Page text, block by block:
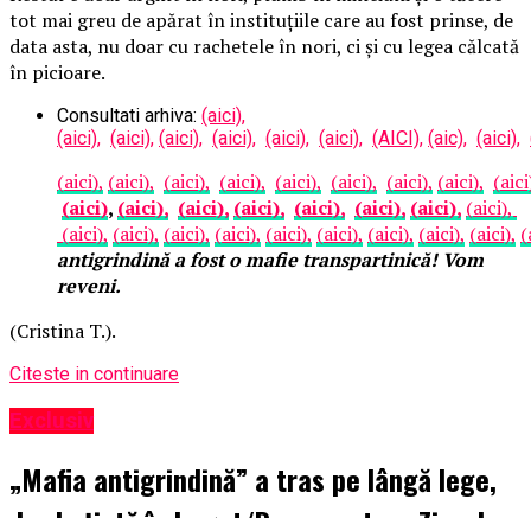
tot mai greu de apărat în instituțiile care au fost prinse, de
data asta, nu doar cu rachetele în nori, ci și cu legea călcată
în picioare.
Consultati arhiva: (aici),
(aici), (aici), (aici), (aici), (aici), (aici), (AICI), (aic), (aici),
(aici), (aici), (aici), (aici), (aici), (aici), (aici), (aici),
(aici), (aici), (aici), (aici), (aici), (aici), (aici), (aici),
(aici), (aici), (aici), (aici), (aici), (aici), (aici), (aici), (aici),
antigrindină a fost o mafie transpartinică! Vom
reveni.
(Cristina T.).
Citeste in continuare
Exclusiv
„Mafia antigrindină” a tras pe lângă lege,